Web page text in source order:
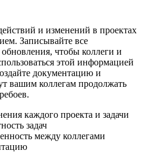
и изменений в проектах
Записывайте все
чтобы коллеги и
этой информацией
документацию и
вашим коллегам продолжать
каждого проекта и задачи
задач
между коллегами